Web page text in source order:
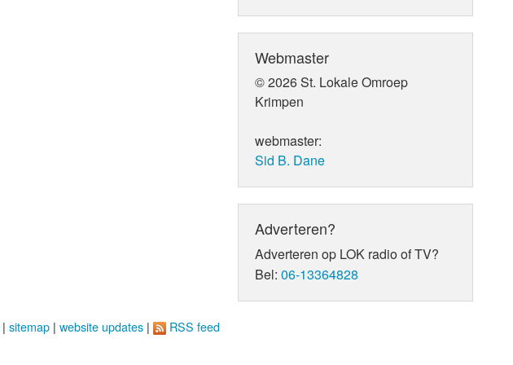
Webmaster
© 2026 St. Lokale Omroep
Krimpen
webmaster:
Sid B. Dane
Adverteren?
Adverteren op LOK radio of TV?
Bel:06-13364828
|sitemap |website updates | RSS feed